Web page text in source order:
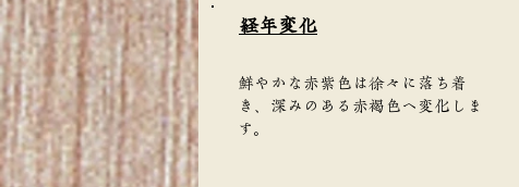
​経年変化
鮮やかな赤紫色は徐々に落ち着
き、深みのある赤褐色へ変化しま
す。